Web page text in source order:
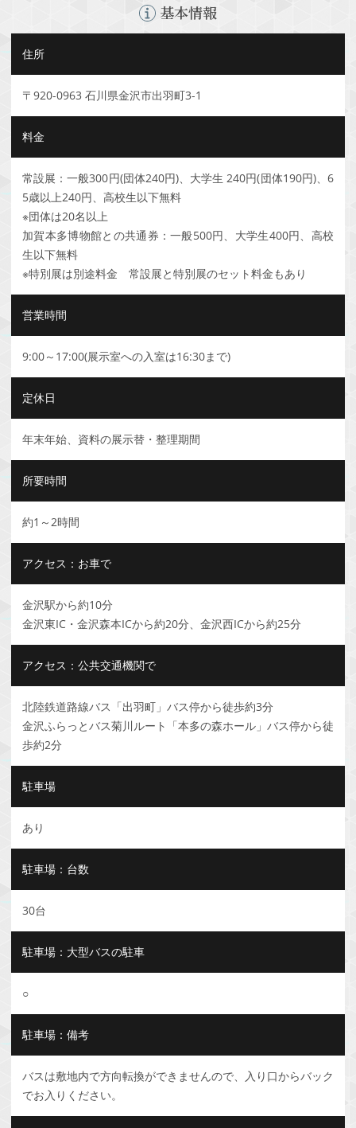
基本情報
住所
〒920-0963 石川県金沢市出羽町3-1
料金
常設展：一般300円(団体240円)、大学生 240円(団体190円)、6
5歳以上240円、高校生以下無料
※団体は20名以上
加賀本多博物館との共通券：一般500円、大学生400円、高校
生以下無料
※特別展は別途料金 常設展と特別展のセット料金もあり
営業時間
9:00～17:00(展示室への入室は16:30まで)
定休日
年末年始、資料の展示替・整理期間
所要時間
約1～2時間
アクセス：お車で
金沢駅から約10分
金沢東IC・金沢森本ICから約20分、金沢西ICから約25分
アクセス：公共交通機関で
北陸鉄道路線バス「出羽町」バス停から徒歩約3分
金沢ふらっとバス菊川ルート「本多の森ホール」バス停から徒
歩約2分
駐車場
あり
駐車場：台数
30台
駐車場：大型バスの駐車
○
駐車場：備考
バスは敷地内で方向転換ができませんので、入り口からバック
でお入りください。